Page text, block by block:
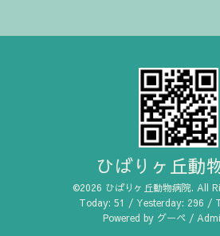
ひばりヶ丘動
©2026 ひばりヶ丘動物病院. All
Today: 51 / Yesterday: 296 /
Powered by グーペ/